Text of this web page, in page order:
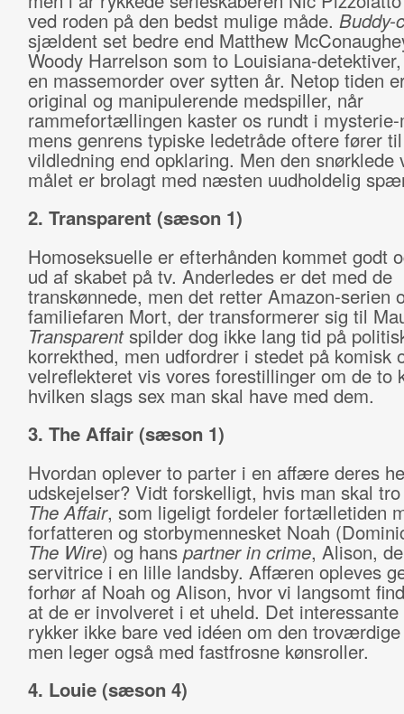
ved roden på den bedst mulige måde. Buddy-
sjældent set bedre end Matthew
Woody Harrelson som to Louisiana-
en massemorder over sytten år. Netop tiden
original og manipulerende medspiller, når
rammefortællingen kaster os rundt i mysterie-
mens genrens typiske ledetråde oftere fører til
vildledning end opklaring. Men den snørklede
målet er brolagt med næsten uudholdelig
2. Transparent (sæson 1)
Homoseksuelle er efterhånden kommet godt
ud af skabet på tv. Anderledes er det med de
transkønnede, men det retter Amazon-serien
familiefaren Mort, der transformerer sig til
Transparentspilder dog ikke lang tid på
korrekthed, men udfordrer i stedet på komisk
velreflekteret vis vores forestillinger om de to
hvilken slags sex man skal have med dem.
3. The Affair (sæson 1)
Hvordan oplever to parter i en affære deres
udskejelser? Vidt forskelligt, hvis man skal tro
The Affair, som ligeligt fordeler fortælletiden
forfatteren og storbymennesket Noah
The Wire) og hans partner in crime, Alison,
servitrice i en lille landsby. Affæren opleves
forhør af Noah og Alison, hvor vi langsomt
at de er involveret i et uheld. Det interessante
rykker ikke bare ved idéen om den
men leger også med fastfrosne kønsroller.
4. Louie (sæson 4)